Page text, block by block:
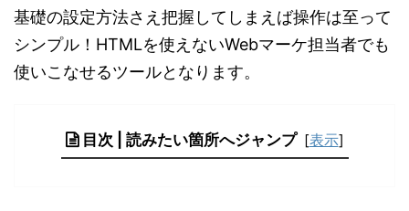
基礎の設定方法さえ把握してしまえば操作は至って
シンプル！HTMLを使えないWebマーケ担当者でも
使いこなせるツールとなります。
目次 | 読みたい箇所へジャンプ [表示]